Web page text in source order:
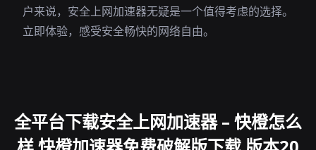
户来说，安全上网加速器无疑是一个值得考虑的选择。
立即体验，感受安全畅快的网络自由。
全平台下载安全上网加速器 – 快橙怎么